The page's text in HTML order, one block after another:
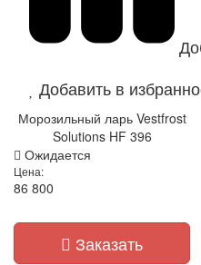
Добавить в
Морозильный ларь Vestfrost
Solutions HF 396
Ожидается
Цена:
86 800
Заказать